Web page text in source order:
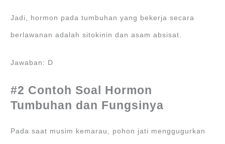
Jadi, hormon pada tumbuhan yang bekerja secara
berlawanan adalah sitokinin dan asam absisat.
Jawaban: D
#2 Contoh Soal Hormon
Tumbuhan dan Fungsinya
Pada saat musim kemarau, pohon jati menggugurkan